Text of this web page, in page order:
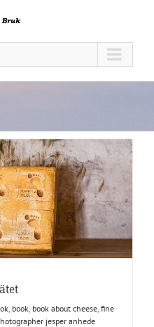
book book about cheese fine
jesper anhede